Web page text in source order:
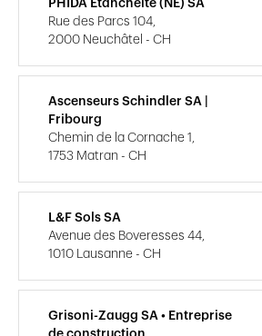
PHIDA Etanchéité (NE) SA
Rue des Parcs 104,
2000 Neuchâtel - CH
Ascenseurs Schindler SA |
Fribourg
Chemin de la Cornache 1,
1753 Matran - CH
L&F Sols SA
Avenue des Boveresses 44,
1010 Lausanne - CH
Grisoni-Zaugg SA • Entreprise